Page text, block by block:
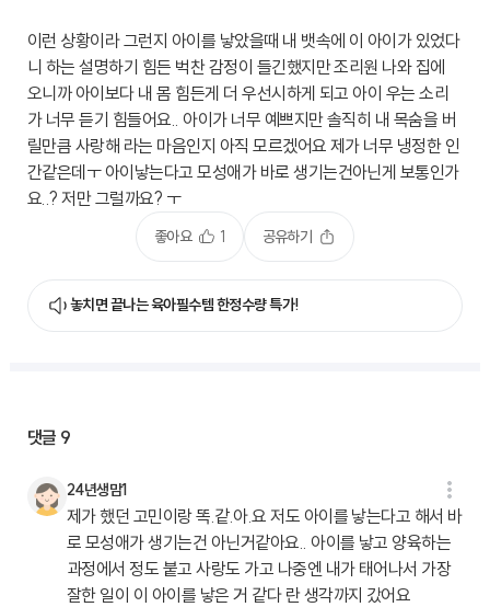
이런 상황이라 그런지 아이를 낳았을때 내 뱃속에 이 아이가 있었다
니 하는 설명하기 힘든 벅찬 감정이 들긴했지만 조리원 나와 집에
오니까 아이보다 내 몸 힘든게 더 우선시하게 되고 아이 우는 소리
가 너무 듣기 힘들어요.. 아이가 너무 예쁘지만 솔직히 내 목숨을 버
릴만큼 사랑해 라는 마음인지 아직 모르겠어요 제가 너무 냉정한 인
간같은데ㅜ 아이낳는다고 모성애가 바로 생기는건아닌게 보통인가
요..? 저만 그럴까요? ㅜ
좋아요 1 공유하기
놓치면 끝나는 육아필수템 한정수량 특가!
댓글 9
24년생맘1
제가 했던 고민이랑 똑.같.아.요 저도 아이를 낳는다고 해서 바
로 모성애가 생기는건 아닌거같아요.. 아이를 낳고 양육하는
과정에서 정도 붙고 사랑도 가고 나중엔 내가 태어나서 가장
잘한 일이 이 아이를 낳은 거 같다 란 생각까지 갔어요